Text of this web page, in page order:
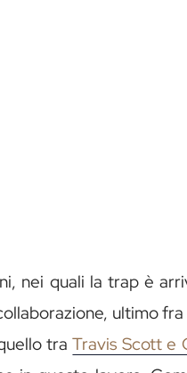
nei quali la trap è
ultimo
traTravis Scott e